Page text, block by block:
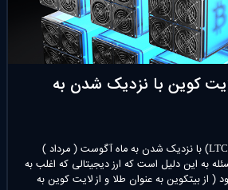
کوین با نزدیک شدن به
فعالیت شبکه لایت کوین (LTC) با نزدیک شدن به ماه آگوست ( مرداد )
به این دلیل است که ارز دیجیتالی که اغلب به
( از بیتکوین به عنوان طلا و از لایت کوین به